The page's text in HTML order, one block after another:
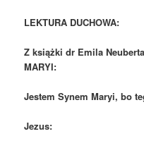
LEKTURA DUCHOWA:
Z książki dr Emila
MARYI:
Jestem Synem Maryi, bo
Jezus: